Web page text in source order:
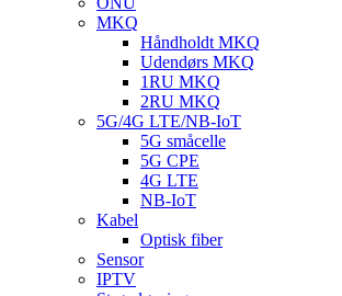
MKQ
Håndholdt MKQ
Udendørs MKQ
1RU MKQ
2RU MKQ
5G/4G LTE/NB-IoT
5G småcelle
5G CPE
4G LTE
NB-IoT
Kabel
Optisk fiber
Sensor
IPTV